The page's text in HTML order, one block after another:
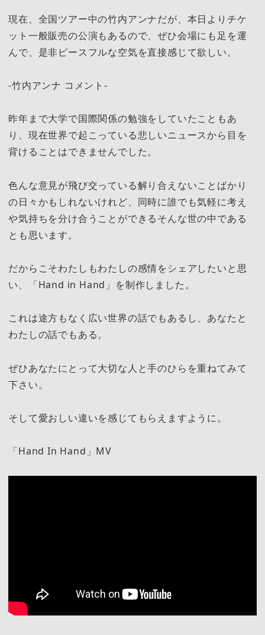
現在、全国ツアー中の竹内アンナだが、本日よりチケ
ット一般販売の公演もあるので、ぜひ会場にも足を運
んで、是非ピースフルな空気を直接感じて欲しい。
-竹内アンナ コメント-
昨年まで大学で国際関係の勉強をしていたこともあ
り、現在世界で起こっている悲しいニュースから目を
背けることはできませんでした。
色んな意見が飛び交っている解り合えないことばかり
の日々かもしれないけれど、同時に誰でも気軽に考え
や気持ちを分け合うことができるそんな世の中である
とも思います。
だからこそわたしもわたしの感情をシェアしたいと思
い、「Hand in Hand」を制作しました。
これは途方もなく広い世界の話でもあるし、あなたと
わたしの話でもある。
ぜひあなたにとって大切な人と手のひらを重ねてみて
下さい。
そして愛おしい違いを感じてもらえますように。
「Hand In Hand」MV